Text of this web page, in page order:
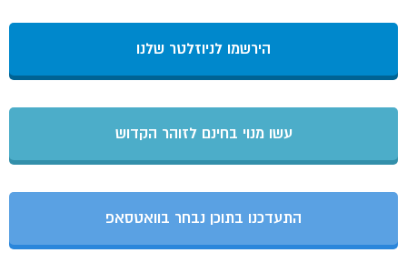
הירשמו לניוזלטר שלנו
עשו מנוי בחינם לזוהר הקדוש
התעדכנו בתוכן נבחר בוואטסאפ